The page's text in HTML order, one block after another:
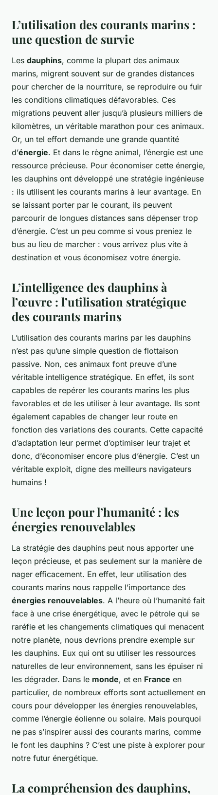
L’utilisation des courants marins :
une question de survie
Les dauphins, comme la plupart des animaux
marins, migrent souvent sur de grandes distances
pour chercher de la nourriture, se reproduire ou fuir
les conditions climatiques défavorables. Ces
migrations peuvent aller jusqu’à plusieurs milliers de
kilomètres, un véritable marathon pour ces animaux.
Or, un tel effort demande une grande quantité
d’énergie. Et dans le règne animal, l’énergie est une
ressource précieuse. Pour économiser cette énergie,
les dauphins ont développé une stratégie ingénieuse
: ils utilisent les courants marins à leur avantage. En
se laissant porter par le courant, ils peuvent
parcourir de longues distances sans dépenser trop
d’énergie. C’est un peu comme si vous preniez le
bus au lieu de marcher : vous arrivez plus vite à
destination et vous économisez votre énergie.
L’intelligence des dauphins à
l’œuvre : l’utilisation stratégique
des courants marins
L’utilisation des courants marins par les dauphins
n’est pas qu’une simple question de flottaison
passive. Non, ces animaux font preuve d’une
véritable intelligence stratégique. En effet, ils sont
capables de repérer les courants marins les plus
favorables et de les utiliser à leur avantage. Ils sont
également capables de changer leur route en
fonction des variations des courants. Cette capacité
d’adaptation leur permet d’optimiser leur trajet et
donc, d’économiser encore plus d’énergie. C’est un
véritable exploit, digne des meilleurs navigateurs
humains !
Une leçon pour l’humanité : les
énergies renouvelables
La stratégie des dauphins peut nous apporter une
leçon précieuse, et pas seulement sur la manière de
nager efficacement. En effet, leur utilisation des
courants marins nous rappelle l’importance des
énergies renouvelables. A l’heure où l’humanité fait
face à une crise énergétique, avec le pétrole qui se
raréfie et les changements climatiques qui menacent
notre planète, nous devrions prendre exemple sur
les dauphins. Eux qui ont su utiliser les ressources
naturelles de leur environnement, sans les épuiser ni
les dégrader. Dans le monde, et en France en
particulier, de nombreux efforts sont actuellement en
cours pour développer les énergies renouvelables,
comme l’énergie éolienne ou solaire. Mais pourquoi
ne pas s’inspirer aussi des courants marins, comme
le font les dauphins ? C’est une piste à explorer pour
notre futur énergétique.
La compréhension des dauphins,